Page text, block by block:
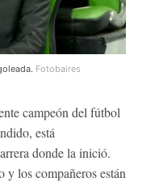
Fotobaires
campeón del fútbol
está
donde la inició.
y los compañeros están